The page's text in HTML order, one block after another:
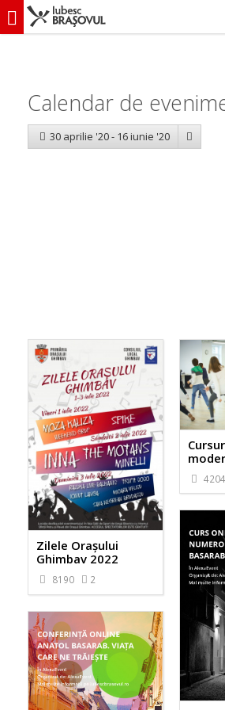
iubescbraşovul.ro
Calendar de
30 aprilie '20 - 16 iunie '20
Zilele Orașului
Ghimbav 2022
8190 2
4204